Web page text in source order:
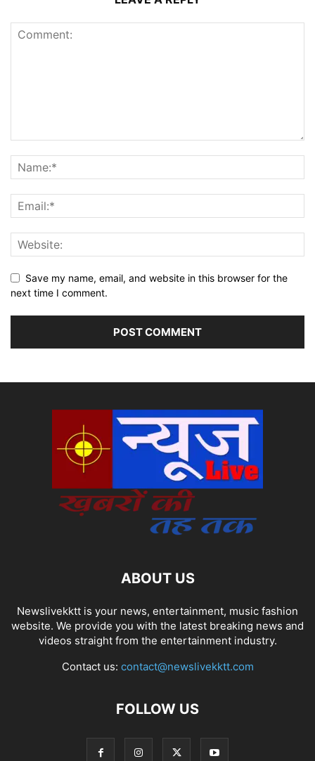
Save my name, email, and website in this browser for the
next time I comment.
ABOUT US
Newslivekktt is your news, entertainment, music fashion
website. We provide you with the latest breaking news and
videos straight from the entertainment industry.
Contact us: contact@newslivekktt.com
FOLLOW US